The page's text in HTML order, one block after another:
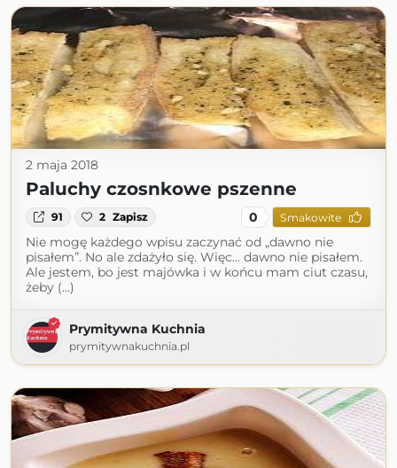
2 maja 2018
Paluchy czosnkowe pszenne
91 2 Zapisz 0 Smakowite
Nie mogę każdego wpisu zaczynać od „dawno nie
pisałem”. No ale zdażyło się. Więc… dawno nie pisałem.
Ale jestem, bo jest majówka i w końcu mam ciut czasu,
żeby (...)
Prymitywna Kuchnia
prymitywnakuchnia.pl